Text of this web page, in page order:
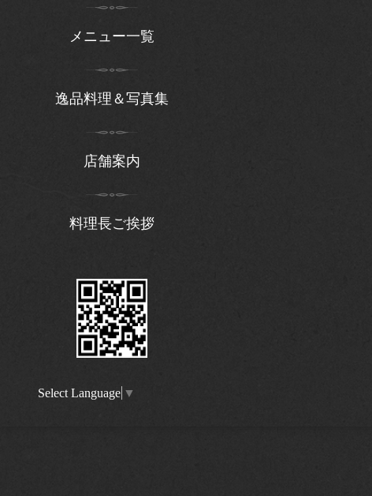
メニュー一覧
逸品料理＆写真集
店舗案内
料理長ご挨拶
Select Language ▼